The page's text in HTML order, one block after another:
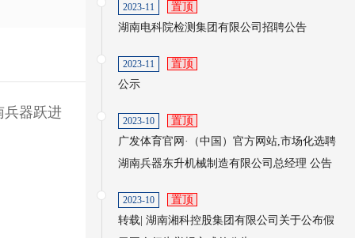
兵器跃进
2023-11
置顶
湖南电科院检测集团有限公司招聘公告
2023-11
置顶
公示
2023-10
置顶
广发体育官网·（中国）官方网站,市场化选聘
湖南兵器东升机械制造有限公司总经理 公告
2023-10
置顶
转载| 湖南湘科控股集团有限公司关于公布假